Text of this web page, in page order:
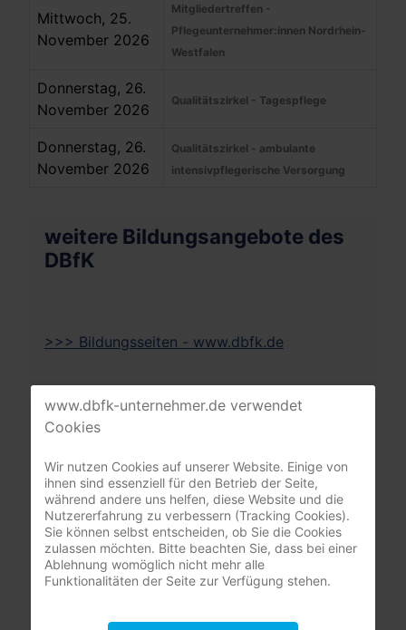
Mittwoch, 25.
November 2026
Mitgliedertreffen -
Pflegeunternehmer:innen Nordrhein-
Westfalen
Donnerstag, 26.
November 2026
Qualitätszirkel - Tagespflege
Donnerstag, 26.
November 2026
Qualitätszirkel - ambulante
intensivpflegerische Versorgung
weitere Bildungsangebote des
DBfK
>>> Bildungsseiten - www.dbfk.de
Mitgliederbereich
nur registrierte Pflegeunternehmer:innen
(DBfK Nordwest + Südost)
Benutzername
Passwort
www.dbfk-unternehmer.de verwendet
Cookies
Wir nutzen Cookies auf unserer Website. Einige von
ihnen sind essenziell für den Betrieb der Seite,
während andere uns helfen, diese Website und die
Nutzererfahrung zu verbessern (Tracking Cookies).
Sie können selbst entscheiden, ob Sie die Cookies
zulassen möchten. Bitte beachten Sie, dass bei einer
Ablehnung womöglich nicht mehr alle
Funktionalitäten der Seite zur Verfügung stehen.